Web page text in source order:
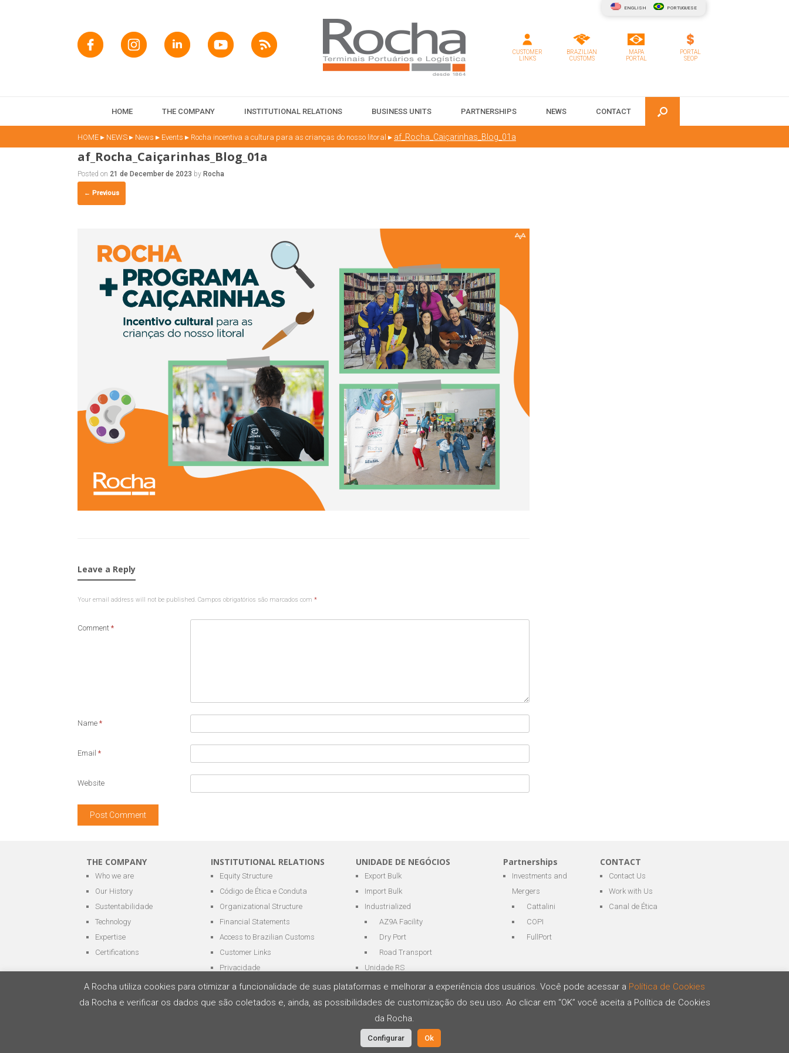
ENGLISH PORTUGUESE
CUSTOMER
LINKS
BRAZILIAN
CUSTOMS
MAPA
PORTAL
PORTAL
SEOP
HOME THE COMPANY INSTITUTIONAL RELATIONS BUSINESS UNITS PARTNERSHIPS NEWS CONTACT
HOME ▸ NEWS ▸ News ▸ Events ▸ Rocha incentiva a cultura para as crianças do nosso litoral ▸ af_Rocha_Caiçarinhas_Blog_01a
af_Rocha_Caiçarinhas_Blog_01a
Posted on 21 de December de 2023 by Rocha
← Previous
Leave a Reply
Your email address will not be published. Campos obrigatórios são marcados com *
Comment *
Name *
Email *
Website
THE COMPANY
Who we are
Our History
Sustentabilidade
Technology
Expertise
Certifications
INSTITUTIONAL RELATIONS
Equity Structure
Código de Ética e Conduta
Organizational Structure
Financial Statements
Access to Brazilian Customs
Customer Links
Privacidade
UNIDADE DE NEGÓCIOS
Export Bulk
Import Bulk
Industrialized
AZ9A Facility
Dry Port
Road Transport
Unidade RS
Partnerships
Investments and
Mergers
Cattalini
COPI
FullPort
CONTACT
Contact Us
Work with Us
Canal de Ética
A Rocha utiliza cookies para otimizar a funcionalidade de suas plataformas e melhorar a experiência dos usuários. Você pode acessar a Política de Cookies
da Rocha e verificar os dados que são coletados e, ainda, as possibilidades de customização do seu uso. Ao clicar em “OK” você aceita a Política de Cookies
da Rocha.
Configurar Ok